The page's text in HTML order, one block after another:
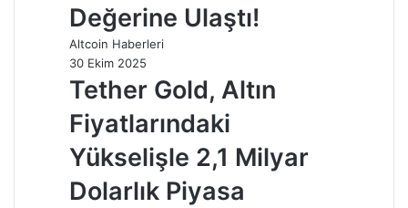
Değerine Ulaştı!
Altcoin Haberleri
30 Ekim 2025
Tether Gold, Altın
Fiyatlarındaki
Yükselişle 2,1 Milyar
Dolarlık Piyasa